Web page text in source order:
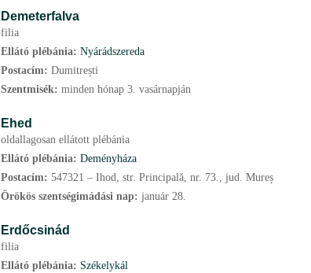
Demeterfalva
filia
Ellátó plébánia: Nyárádszereda
Postacím: Dumitrești
Szentmisék: minden hónap 3. vasárnapján
Ehed
oldallagosan ellátott plébánia
Ellátó plébánia: Deményháza
Postacím: 547321 – Ihod, str. Principală, nr. 73., jud. Mureș
Örökös szentségimádási nap: január 28.
Erdőcsinád
filia
Ellátó plébánia: Székelykál